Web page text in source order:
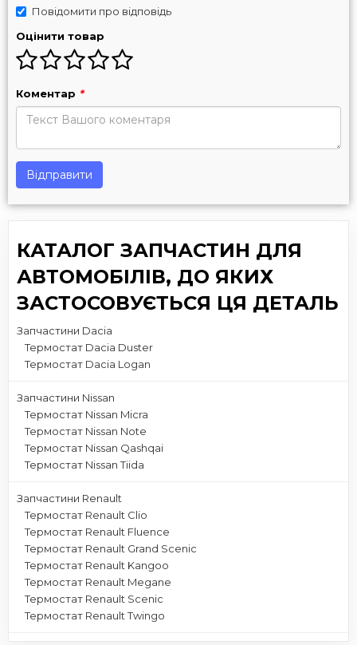
Повідомити про відповідь
Оцінити товар
Коментар *
Відправити
КАТАЛОГ ЗАПЧАСТИН ДЛЯ
АВТОМОБІЛІВ, ДО ЯКИХ
ЗАСТОСОВУЄТЬСЯ ЦЯ ДЕТАЛЬ
Запчастини Dacia
Термостат Dacia Duster
Термостат Dacia Logan
Запчастини Nissan
Термостат Nissan Micra
Термостат Nissan Note
Термостат Nissan Qashqai
Термостат Nissan Tiida
Запчастини Renault
Термостат Renault Clio
Термостат Renault Fluence
Термостат Renault Grand Scenic
Термостат Renault Kangoo
Термостат Renault Megane
Термостат Renault Scenic
Термостат Renault Twingo